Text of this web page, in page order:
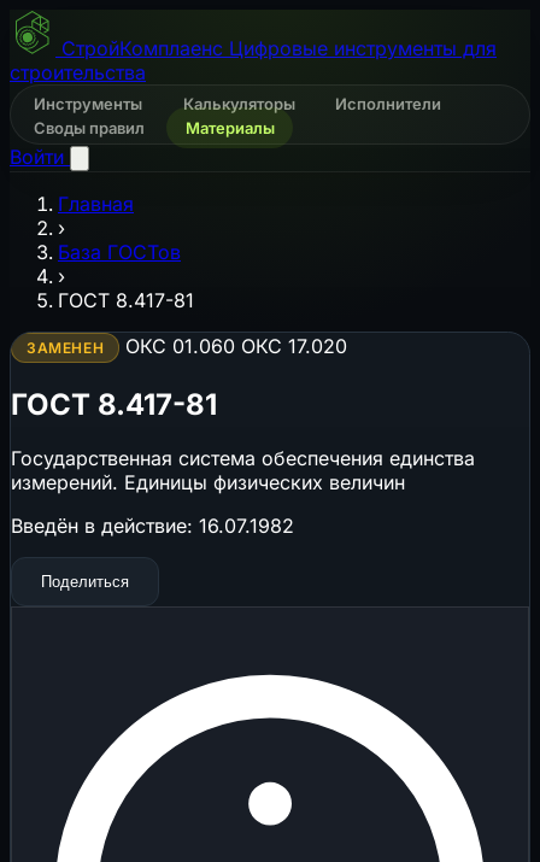
СтройКомплаенс Цифровые инструменты для
строительства
Инструменты Калькуляторы
Исполнители
Своды правил
Материалы
Войти
Главная
›
База ГОСТов
›
ГОСТ 8.417-81
ЗАМЕНЕН ОКС 01.060 ОКС 17.020
ГОСТ 8.417-81
Государственная система обеспечения единства
измерений. Единицы физических величин
Введён в действие: 16.07.1982
Поделиться